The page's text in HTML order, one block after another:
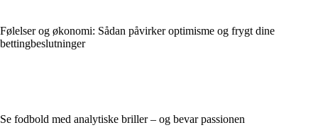
Følelser og økonomi: Sådan påvirker optimisme og frygt dine
bettingbeslutninger
Se fodbold med analytiske briller – og bevar passionen